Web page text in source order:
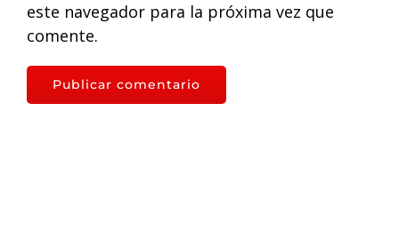
este navegador para la próxima vez que
comente.